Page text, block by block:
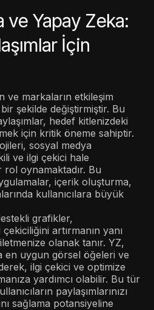
Yapay Zeka:
İçin
ve markaların etkileşim
şekilde değiştirmiştir. Bu
hedef kitlenizdeki
için kritik öneme sahiptir.
sosyal medya
ve ilgi çekici hale
oynamaktadır. Bu
içerik oluşturma,
kullanıcılara büyük
grafikler,
çekiciliğini artırmanın yanı
iletmenize olanak tanır. YZ,
en uygun görsel öğeleri ve
ilgi çekici ve optimize
yardımcı olabilir. Bu tür
paylaşımlarınızı
sağlama potansiyeline